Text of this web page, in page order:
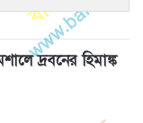
দ্রবনের হিমাঙ্ক